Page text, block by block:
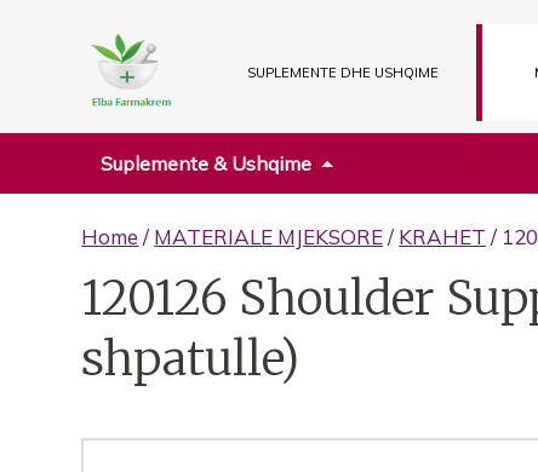
SUPLEMENTE DHE USHQIME
Suplemente & Ushqime
Home / MATERIALE MJEKSORE/ KRAHET /
120126 Shoulder
shpatulle)